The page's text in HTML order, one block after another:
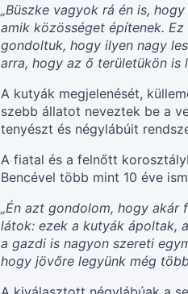
„Büszke vagyok rá én is,
amik közösséget építenek.
gondoltuk, hogy ilyen nagy
arra, hogy az ő területükön is
A kutyák megjelenését,
szebb állatot neveztek be a
tenyészt és négylábúit
A fiatal és a felnőtt
Bencével több mint 10 éve
„Én azt gondolom, hogy
látok: ezek a kutyák ápoltak,
a gazdi is nagyon szereti
hogy jövőre legyünk még